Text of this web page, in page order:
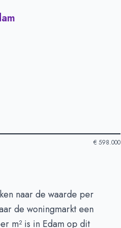
€ 598.000
naar de waarde per
de woningmarkt een
m² is in Edam op dit